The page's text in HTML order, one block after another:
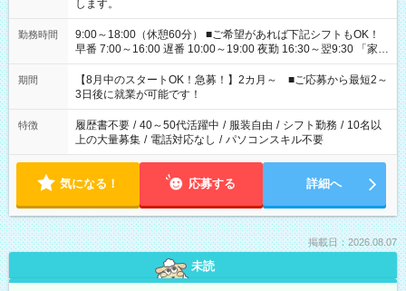
します。
勤務時間
9:00～18:00（休憩60分） ■ご希望があれば下記シフトもOK！
早番 7:00～16:00 遅番 10:00～19:00 夜勤 16:30～翌9:30 「家族
と休みを合わせたい」 「余裕を持って夕飯の準備がしたい」
「できれば残業はしたくない」 など、ご希望を教えてください
ね。 ※Wワーク希望の方へ 今ご覧のお仕事で希望する勤務時間
と、もう1つのお仕事の勤務時間。 合計で週40時間を超える場
合は応募できません。
期間
【8月中のスタートOK！急募！】2カ月～ ■ご応募から最短2～
3日後に就業が可能です！
特徴 履歴書不要 / 40～50代活躍中 / 服装自由 / シフト勤務 / 10名以
上の大量募集 / 電話対応なし / パソコンスキル不要
気になる！ 応募する 詳細へ
掲載日：2026.08.07
未読